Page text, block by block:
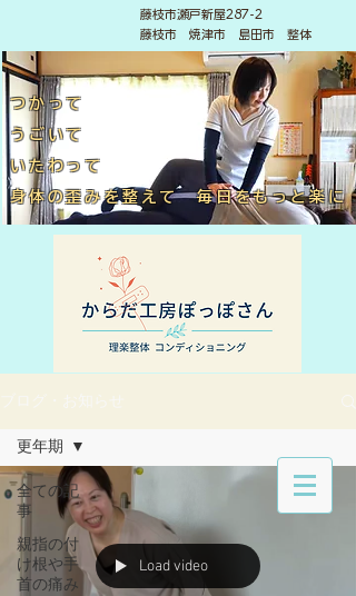
藤枝市瀬戸新屋287-2
藤枝市 焼津市 島田市 整体
つかって
うごいて
いたわって
​身体の歪みを整えて 毎日をもっと楽に
全ての記
事
親指の付
け根や手
首の痛み
更年期
Load video